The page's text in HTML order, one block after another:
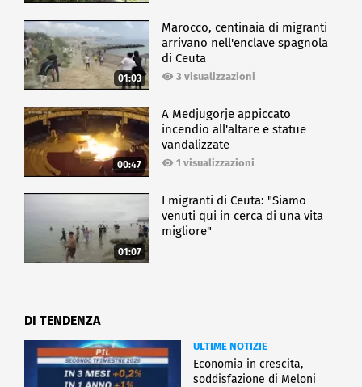
ECONOMIA
01:03
Marocco, centinaia di migranti
arrivano nell'enclave spagnola
di Ceuta
3 visualizzazioni
00:47
A Medjugorje appiccato
incendio all'altare e statue
vandalizzate
1 visualizzazioni
01:07
I migranti di Ceuta: "Siamo
venuti qui in cerca di una vita
migliore"
DI TENDENZA
ULTIME NOTIZIE
Economia in crescita,
soddisfazione di Meloni